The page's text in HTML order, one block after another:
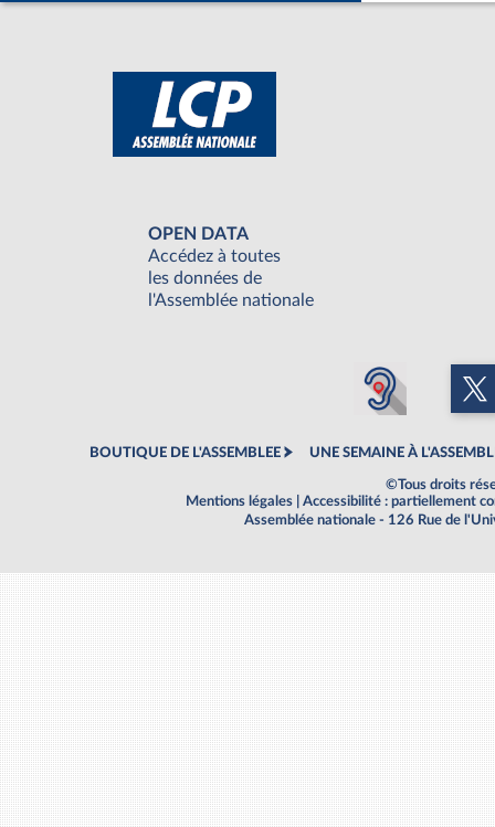
OPEN DATA
Accédez à toutes
les données de
l'Assemblée nationale
BOUTIQUE DE L'ASSEMBLEE UNE SEMAINE À
©Tous droits
Mentions légales
Accessibilité : partiellement
Assemblée nationale - 126 Rue de